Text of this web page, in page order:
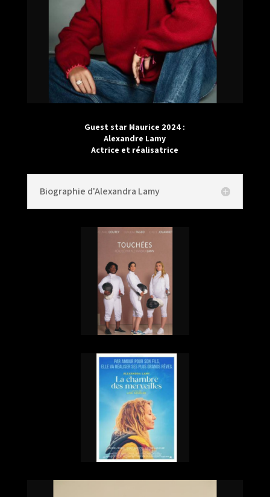
Guest star Maurice 2024 :
Alexandre Lamy
Actrice et réalisatrice
Biographie d'Alexandra Lamy